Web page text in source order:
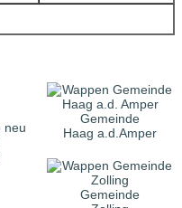
Gemeinde
Haag a.d.Amper
Gemeinde